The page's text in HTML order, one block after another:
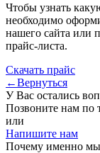
Чтобы узнать
необходимо
нашего сайта или
прайс-листа.
Скачать прайс
←Вернуться
У Вас остались
Позвоните нам по
или
Напишите нам
Почему именно